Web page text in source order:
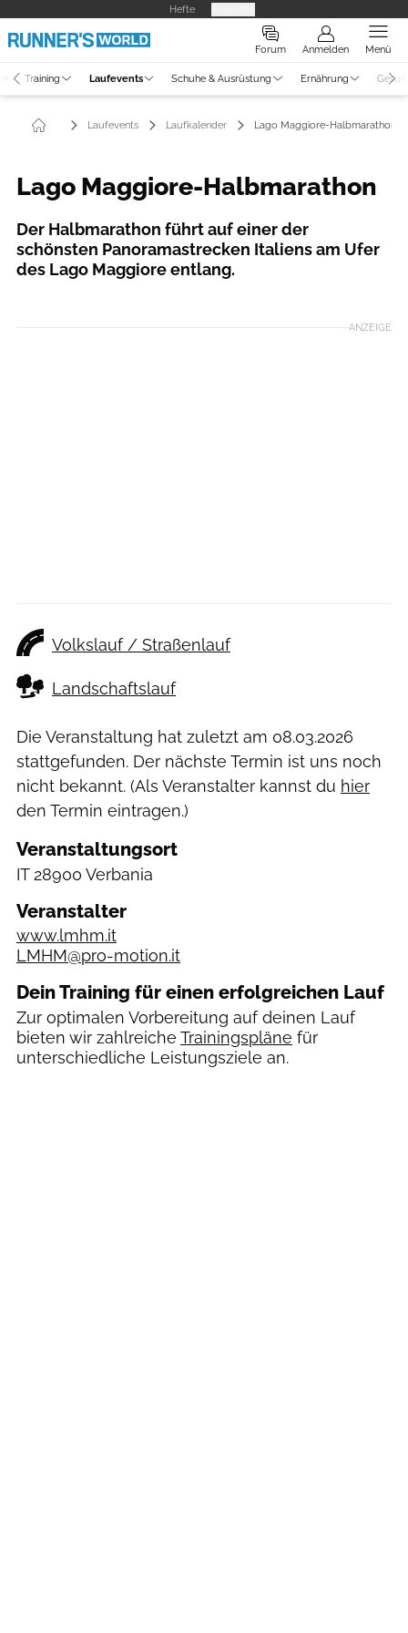
Hefte
Forum Anmelden Menü
Training Laufevents Schuhe & Ausrüstung Ernährung
Laufevents Laufkalender Lago Maggiore-Halbmarathon
Lago Maggiore-Halbmarathon
Der Halbmarathon führt auf einer der
schönsten Panoramastrecken Italiens am Ufer
des Lago Maggiore entlang.
ANZEIGE
Volkslauf / Straßenlauf
Landschaftslauf
Die Veranstaltung hat zuletzt am 08.03.2026
stattgefunden. Der nächste Termin ist uns noch
nicht bekannt. (Als Veranstalter kannst du hier
den Termin eintragen.)
Veranstaltungsort
IT 28900 Verbania
Veranstalter
www.lmhm.it
LMHM@pro-motion.it
Dein Training für einen erfolgreichen Lauf
Zur optimalen Vorbereitung auf deinen Lauf
bieten wir zahlreiche Trainingspläne für
unterschiedliche Leistungsziele an.